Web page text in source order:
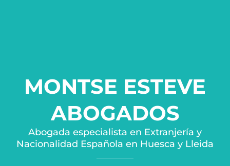
MONTSE ESTEVE
ABOGADOS
Abogada especialista en Extranjería y
Nacionalidad Española en Huesca y Lleida